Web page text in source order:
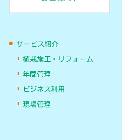
サービス紹介
植栽施工・リフォーム
年間管理
ビジネス利用
現場管理